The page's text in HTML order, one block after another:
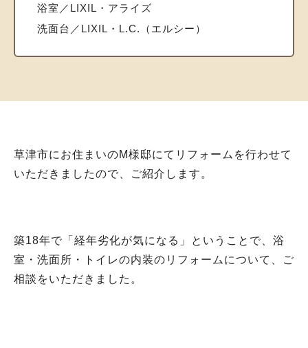
浴室／LIXIL・アライズ
洗面台／LIXIL・L.C.（エルシー）
草津市にお住まいのM様邸にてリフォームを行わせて
いただきましたので、ご紹介します。
築18年で「経年劣化が気になる」ということで、浴
室・洗面所・トイレの内装のリフォームについて、ご
相談をいただきました。